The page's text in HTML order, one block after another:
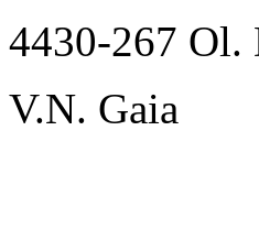
4430-267 Ol.
V.N. Gaia